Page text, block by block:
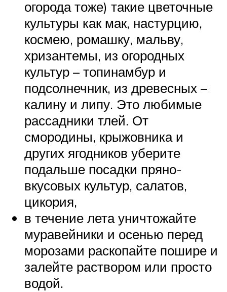
огорода тоже) такие цветочные
культуры как мак, настурцию,
космею, ромашку, мальву,
хризантемы, из огородных
культур – топинамбур и
подсолнечник, из древесных –
калину и липу. Это любимые
рассадники тлей. От
смородины, крыжовника и
других ягодников уберите
подальше посадки пряно-
вкусовых культур, салатов,
цикория,
в течение лета уничтожайте
муравейники и осенью перед
морозами раскопайте пошире и
залейте раствором или просто
водой.